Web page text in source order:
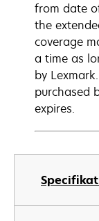
from date
the
coverage
a time as
by
purchased
expires.